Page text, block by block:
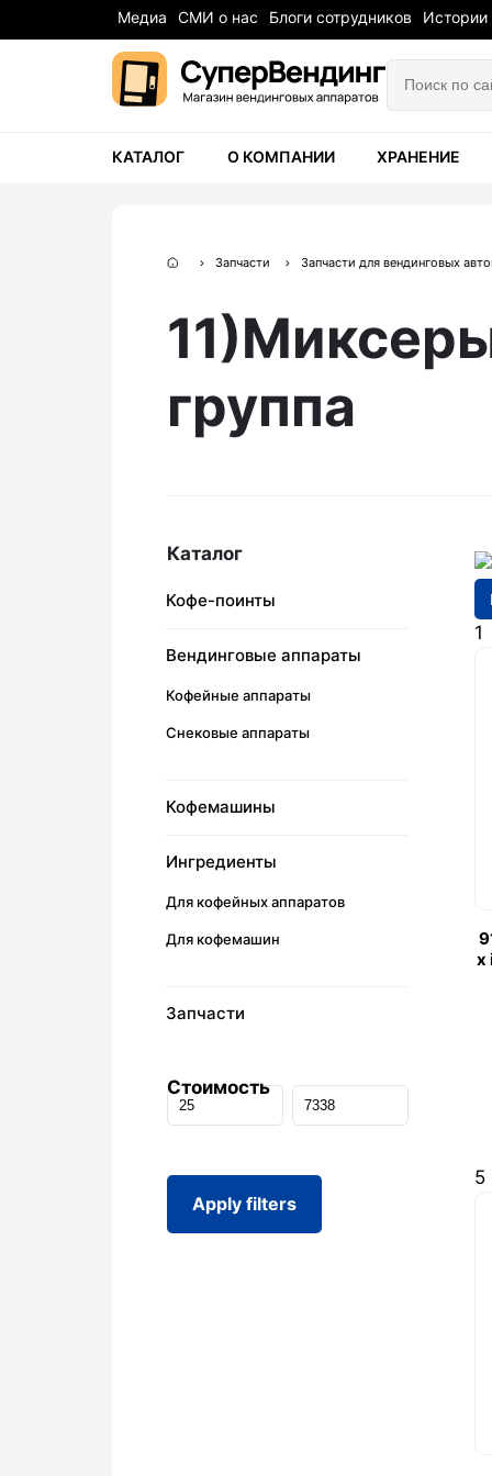
Медиа СМИ о нас Блоги сотрудников Истории
КАТАЛОГ О КОМПАНИИ ХРАНЕНИЕ
Запчасти
Запчасти для вендинговых
группа
Каталог
Кофе-поинты
Вендинговые аппараты
Кофейные аппараты
Снековые аппараты
Кофемашины
Ингредиенты
Для кофейных аппаратов
Для кофемашин
Запчасти
Стоимость
Apply filters
1
x
5